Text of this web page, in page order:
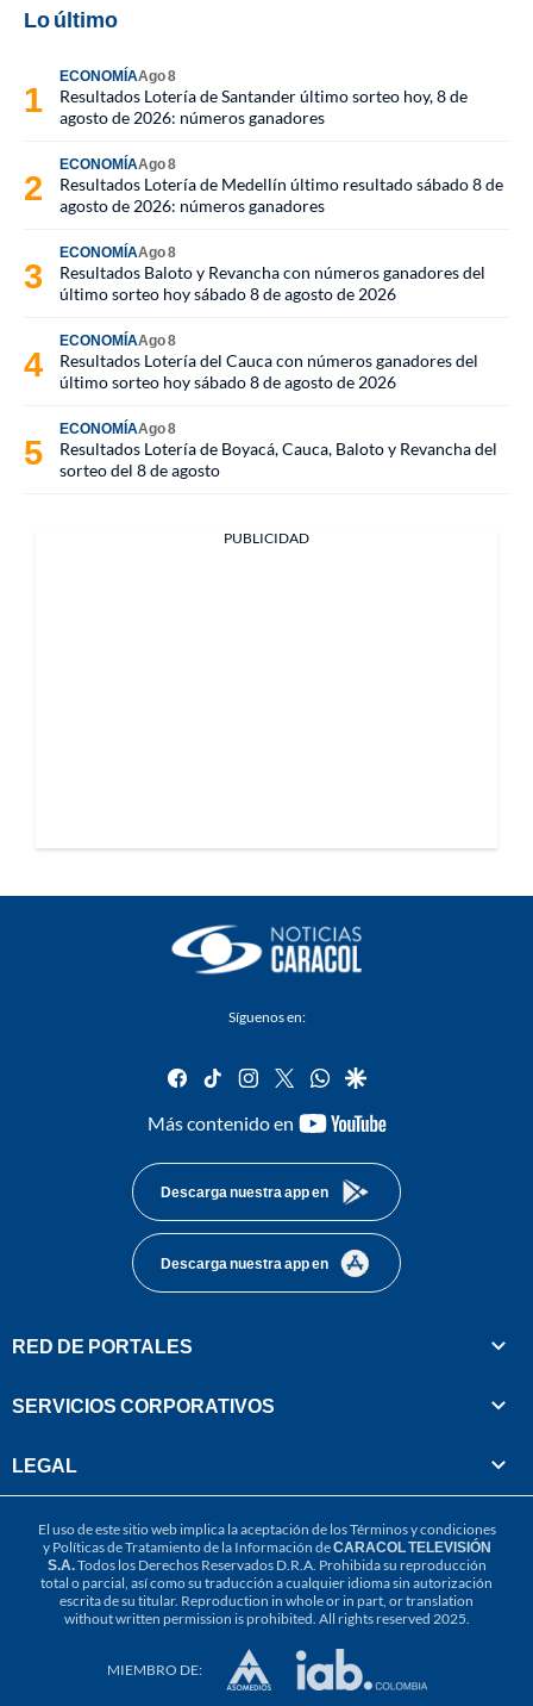
Lo último
ECONOMÍAAgo 8
Resultados Lotería de Santander último sorteo hoy, 8 de
agosto de 2026: números ganadores
ECONOMÍAAgo 8
Resultados Lotería de Medellín último resultado sábado 8 de
agosto de 2026: números ganadores
ECONOMÍAAgo 8
Resultados Baloto y Revancha con números ganadores del
último sorteo hoy sábado 8 de agosto de 2026
ECONOMÍAAgo 8
Resultados Lotería del Cauca con números ganadores del
último sorteo hoy sábado 8 de agosto de 2026
ECONOMÍAAgo 8
Resultados Lotería de Boyacá, Cauca, Baloto y Revancha del
sorteo del 8 de agosto
PUBLICIDAD
Síguenos en:
facebook
tiktok instagram
twitterwhatsapp
google
Más contenido en
youtube-
Descarga nuestra app en
Descarga nuestra app en
RED DE PORTALES
SERVICIOS CORPORATIVOS
LEGAL
El uso de este sitio web implica la aceptación de losTérminos y condiciones
y Políticas de Tratamiento de la Información deCARACOL TELEVISIÓN
S.A.Todos los Derechos Reservados D.R.A. Prohibida su reproducción
total o parcial, así como su traducción a cualquier idioma sin autorización
escrita de su titular. Reproduction in whole or in part, or translation
without written permission is prohibited. All rights reserved 2025.
MIEMBRO DE: